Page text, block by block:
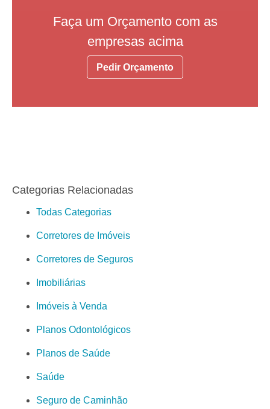
Faça um Orçamento com as
empresas acima
Pedir Orçamento
Categorias Relacionadas
Todas Categorias
Corretores de Imóveis
Corretores de Seguros
Imobiliárias
Imóveis à Venda
Planos Odontológicos
Planos de Saúde
Saúde
Seguro de Caminhão